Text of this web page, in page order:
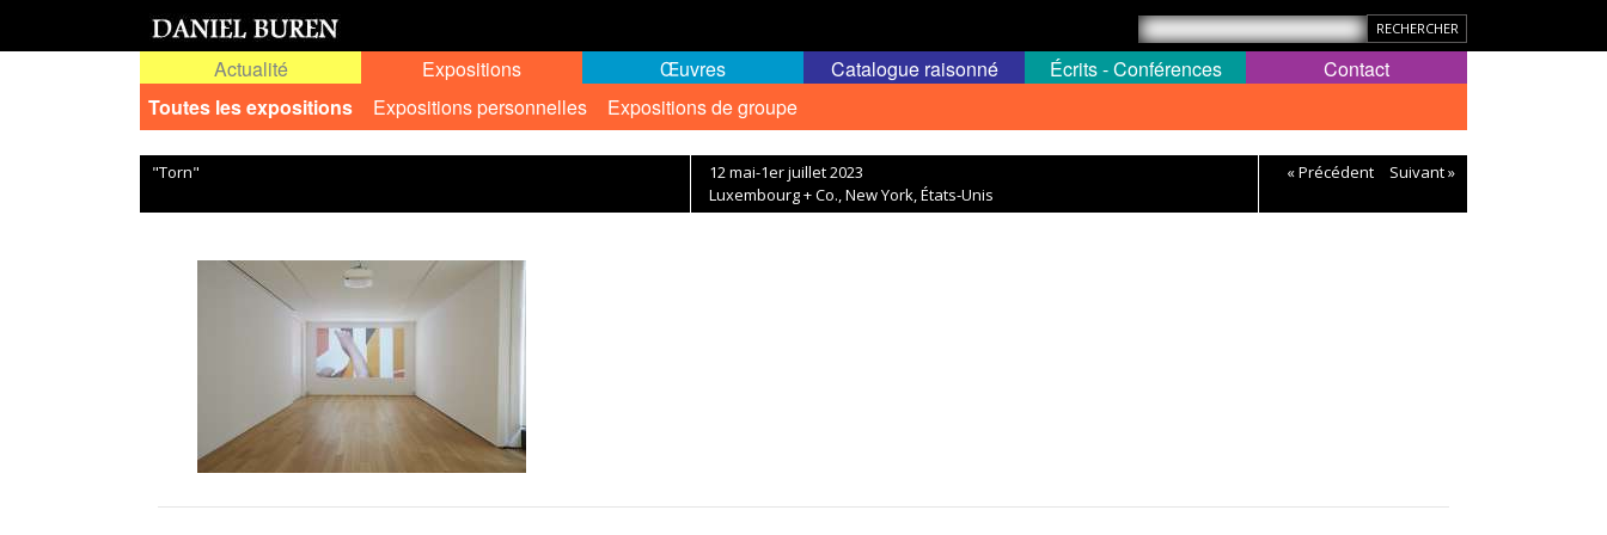
Actualité
Expositions
Toutes les expositions
Expositions personnelles Expositions de groupe
Œuvres Catalogue raisonné Écrits - Conférences Contact
"Torn"
12 mai-1er juillet 2023
Luxembourg + Co., New York, États-Unis
« Précédent Suivant »